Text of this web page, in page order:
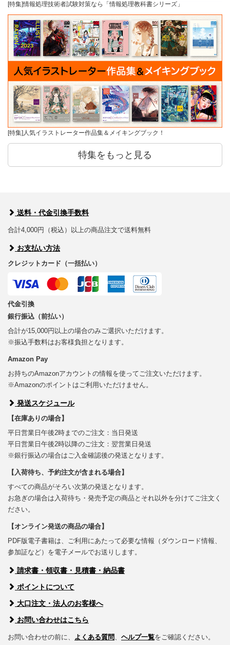
[特集]情報処理技術者試験対策なら「情報処理教科書シリーズ」
[特集]人気イラストレーター作品集＆メイキングブック！
特集をもっと見る
送料・代金引換手数料
合計4,000円（税込）以上の商品注文で送料無料
お支払い方法
クレジットカード（一括払い）
代金引換
銀行振込（前払い）
合計が15,000円以上の場合のみご選択いただけます。
※振込手数料はお客様負担となります。
Amazon Pay
お持ちのAmazonアカウントの情報を使ってご注文いただけます。
※Amazonのポイントはご利用いただけません。
発送スケジュール
【在庫ありの場合】
平日営業日午後2時までのご注文：当日発送
平日営業日午後2時以降のご注文：翌営業日発送
※銀行振込の場合はご入金確認後の発送となります。
【入荷待ち、予約注文が含まれる場合】
すべての商品がそろい次第の発送となります。
お急ぎの場合は入荷待ち・発売予定の商品とそれ以外を分けてご注文く
ださい。
【オンライン発送の商品の場合】
PDF版電子書籍は、ご利用にあたって必要な情報（ダウンロード情報、
参加証など）を電子メールでお送りします。
請求書・領収書・見積書・納品書
ポイントについて
大口注文・法人のお客様へ
お問い合わせはこちら
お問い合わせの前に、 よくある質問 ヘルプ一覧をご確認ください。